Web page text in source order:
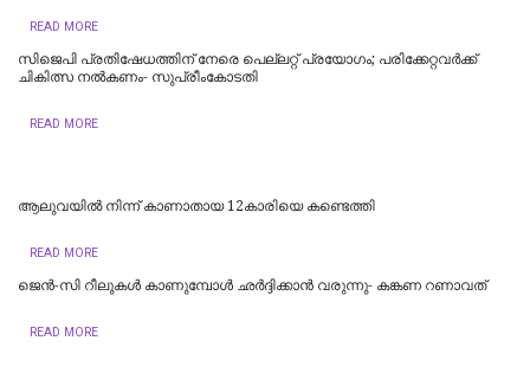
READ MORE
സിജെപി പ്രതിഷേധത്തിന് നേരെ പെല്ലറ്റ് പ്രയോഗം; പരിക്കേറ്റവർക്ക്
ചികിത്സ നൽകണം- സുപ്രീംകോടതി
READ MORE
ആലുവയിൽ നിന്ന് കാണാതായ 12കാരിയെ കണ്ടെത്തി
READ MORE
ജെന്‍-സി റീലുകള്‍ കാണുമ്പോള്‍ ഛര്‍ദ്ദിക്കാന്‍ വരുന്നു- കങ്കണ റണാവത്
READ MORE